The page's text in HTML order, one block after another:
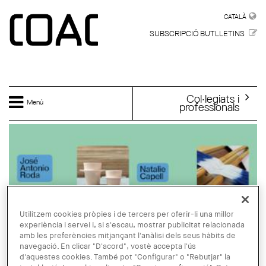
CATALÀ
SUBSCRIPCIÓ BUTLLETINS
Menú Col·legiats i
professionals
Utilitzem cookies pròpies i de tercers per oferir-li una millor
experiència i servei i, si s'escau, mostrar publicitat relacionada
amb les preferències mitjançant l'anàlisi dels seus hàbits de
navegació. En clicar "D'acord", vostè accepta l'ús
d'aquestes cookies. També pot "Configurar" o "Rebutjar" la